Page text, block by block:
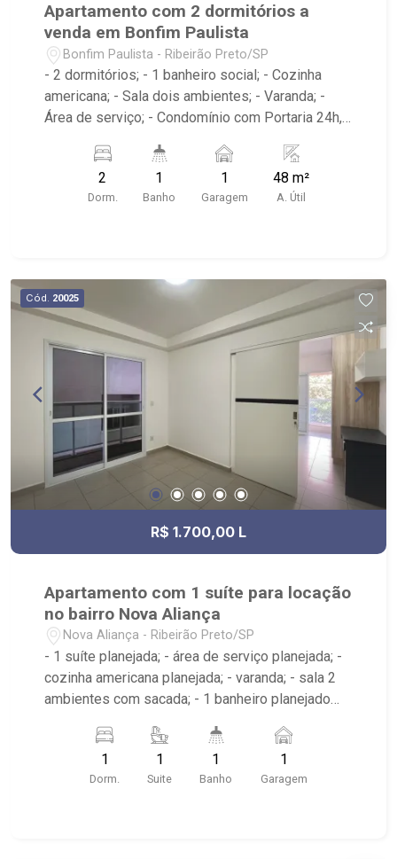
Apartamento com 2 dormitórios a
venda em Bonfim Paulista
Bonfim Paulista - Ribeirão Preto/SP
- 2 dormitórios; - 1 banheiro social; - Cozinha
americana; - Sala dois ambientes; - Varanda; -
Área de serviço; - Condomínio com Portaria 24h,
Próximo à DaniBe FullStore, Bola na Grama
Bonfim, Baterias Batex, supermercado Gricki e
Centro de Bonfim;
2
Dorm.
1
Banho
1
Garagem
48 m²
A. Útil
Cód. 20025
R$ 1.700,00 L
Apartamento com 1 suíte para locação
no bairro Nova Aliança
Nova Aliança - Ribeirão Preto/SP
- 1 suíte planejada; - área de serviço planejada; -
cozinha americana planejada; - varanda; - sala 2
ambientes com sacada; - 1 banheiro planejado
Shopping, UNIP, Pizzaria Verace;
1
Dorm.
1
Suite
1
Banho
1
Garagem